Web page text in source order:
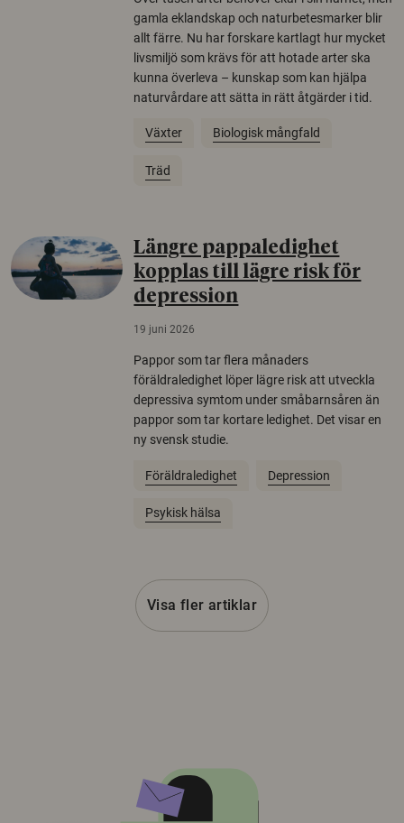
gamla eklandskap och naturbetesmarker blir
allt färre. Nu har forskare kartlagt hur mycket
livsmiljö som krävs för att hotade arter ska
kunna överleva – kunskap som kan hjälpa
naturvårdare att sätta in rätt åtgärder i tid.
Växter Biologisk mångfald
Träd
Längre pappaledighet
kopplas till lägre risk för
depression
19 juni 2026
Pappor som tar flera månaders
föräldraledighet löper lägre risk att utveckla
depressiva symtom under småbarnsåren än
pappor som tar kortare ledighet. Det visar en
ny svensk studie.
Föräldraledighet Depression
Psykisk hälsa
Visa fler artiklar